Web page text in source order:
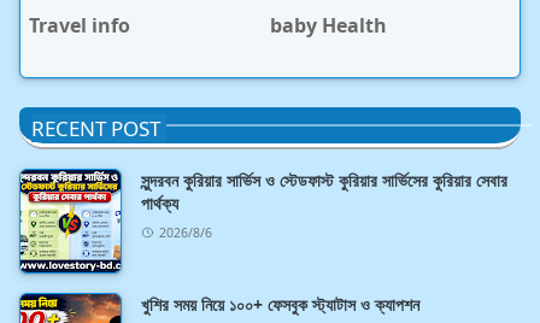
Travel info
baby Health
RECENT POST
সুন্দরবন কুরিয়ার সার্ভিস ও স্টেডফাস্ট কুরিয়ার সার্ভিসের কুরিয়ার সেবার
পার্থক্য
2026/8/6
খুশির সময় নিয়ে ১০০+ ফেসবুক স্ট্যাটাস ও ক্যাপশন